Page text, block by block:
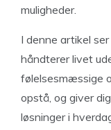
muligheder.
I denne artikel
håndterer livet
følelsesmæssige
opstå, og giver
løsninger i